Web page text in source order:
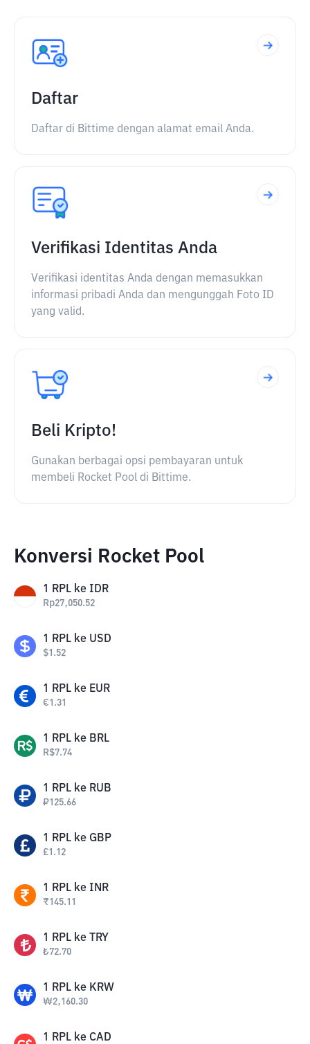
Daftar
Daftar di Bittime dengan alamat email Anda.
Verifikasi Identitas Anda
Verifikasi identitas Anda dengan memasukkan
informasi pribadi Anda dan mengunggah Foto ID
yang valid.
Beli Kripto!
Gunakan berbagai opsi pembayaran untuk
membeli Rocket Pool di Bittime.
Konversi Rocket Pool
1 RPL ke IDR
Rp27,050.52
1 RPL ke USD
$1.52
1 RPL ke EUR
€1.31
1 RPL ke BRL
R$7.74
1 RPL ke RUB
₽125.66
1 RPL ke GBP
£1.12
1 RPL ke INR
₹145.11
1 RPL ke TRY
₺72.70
1 RPL ke KRW
₩2,160.30
1 RPL ke CAD